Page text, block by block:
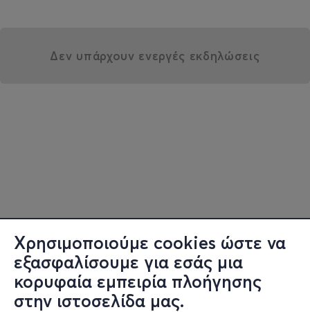
Χρησιμοποιούμε cookies ώστε να
εξασφαλίσουμε για εσάς μια
κορυφαία εμπειρία πλοήγησης
στην ιστοσελίδα μας.
Δεν υπάρχουν ενεργές εκδηλώσεις